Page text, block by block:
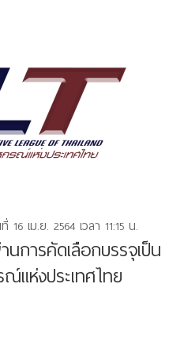
16 เม.ย. 2564 เวลา 11:15 น.
การคัดเลือกบรรจุเป็น
แห่งประเทศไทย